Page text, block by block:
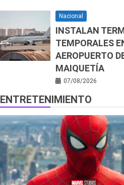
Nacional
INSTALAN
TEMPORALES
AEROPUERTO
MAIQUETÍA
07/08/2026
ENTRETENIMIENTO